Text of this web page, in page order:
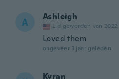
A Ashleigh
Lid geworden van 2022
Loved them
ongeveer 3 jaar geleden
Kyran